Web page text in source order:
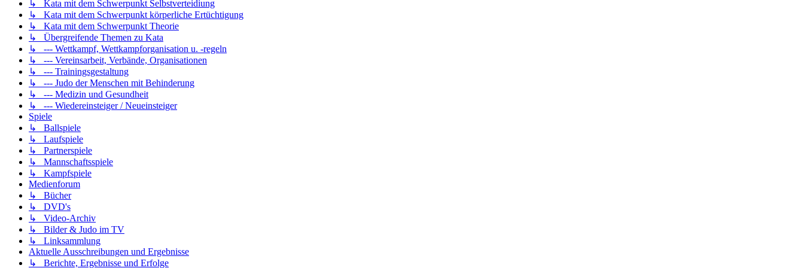
↳ Kata mit dem Schwerpunkt Selbstverteidiung
↳ Kata mit dem Schwerpunkt körperliche Ertüchtigung
↳ Kata mit dem Schwerpunkt Theorie
↳ Übergreifende Themen zu Kata
↳ --- Wettkampf, Wettkampforganisation u. -regeln
↳ --- Vereinsarbeit, Verbände, Organisationen
↳ --- Trainingsgestaltung
↳ --- Judo der Menschen mit Behinderung
↳ --- Medizin und Gesundheit
↳ --- Wiedereinsteiger / Neueinsteiger
Spiele
↳ Ballspiele
↳ Laufspiele
↳ Partnerspiele
↳ Mannschaftsspiele
↳ Kampfspiele
Medienforum
↳ Bücher
↳ DVD's
↳ Video-Archiv
↳ Bilder & Judo im TV
↳ Linksammlung
Aktuelle Ausschreibungen und Ergebnisse
↳ Berichte, Ergebnisse und Erfolge